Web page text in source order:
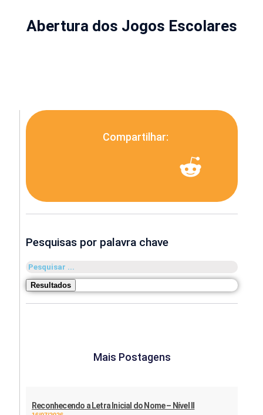
Abertura dos Jogos Escolares
Compartilhar:
Pesquisas por palavra chave
Pesquisar
...
Resultados
Mais Postagens
Reconhecendo a Letra Inicial do Nome – Nível II